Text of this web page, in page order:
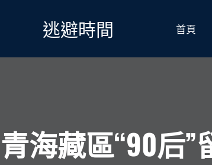
逃避時間 首頁
青海藏區“90后